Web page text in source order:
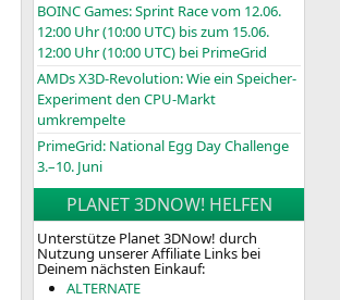
BOINCGames: Sprint Race vom 12.06.
12:00 Uhr (10:00 UTC) bis zum 15.06.
12:00 Uhr (10:00 UTC) bei PrimeGrid
AMDs X3D-Revolution: Wie ein Speicher-
Experiment den CPU-Markt
umkrempelte
PrimeGrid: National Egg Day Challenge
3.–10. Juni
PLANET 3DNOW! HELFEN
Unterstütze Planet 3DNow! durch
Nutzung unserer Affiliate Links bei
Deinem nächsten Einkauf:
ALTERNATE